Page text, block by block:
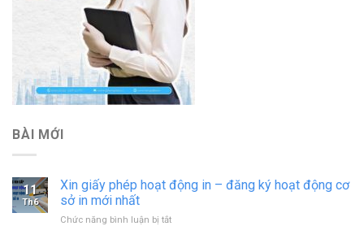
BÀI MỚI
11
Th6
Xin giấy phép hoạt động in – đăng ký hoạt động cơ
sở in mới nhất
Chức năng bình luận bị tắtở